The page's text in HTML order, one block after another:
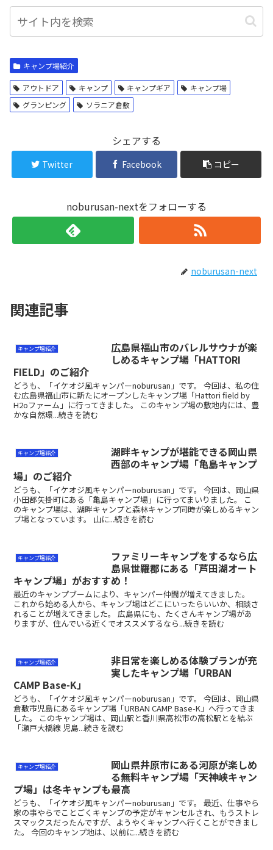
キャンプ場紹介
アウトドア キャンプ キャンプギア
キャンプ場
グランピング
ソラニア倉敷
シェアする
Twitter Facebook コピー
noburusan-nextをフォローする
noburusan-next
関連記事
キャンプ場紹介
広島県福山市のバレルサウナが楽
しめるキャンプ場「HATTORI
FIELD」のご紹介
どうも、「イケオジ風キャンパーnoburusan」です。 今回は、私の住
む広島県福山市に新たにオープンしたキャンプ場「Hattori field by
H2oファーム」に行ってきました。 このキャンプ場の敷地内には、豊
かな自然環...続きを読む
キャンプ場紹介
湖畔キャンプが堪能できる岡山県
西部のキャンプ場「亀島キャンプ
場」のご紹介
どうも、「イケオジ風キャンパーnoburusan」です。 今回は、岡山県
小田郡矢掛町にある「亀島キャンプ場」に行ってまいりました。 こ
のキャンプ場は、湖畔キャンプと森林キャンプ同時が楽しめるキャン
プ場となっています。 山に...続きを読む
キャンプ場紹介
ファミリーキャンプをするなら広
島県世羅郡にある「芦田湖オート
キャンプ場」がおすすめ！
最近のキャンプブームにより、キャンパー仲間が増えてきました。
これから始める人から、キャンプ場はどこにいったらいいか、相談さ
れることが増えてきました。 広島県にも、たくさんキャンプ場があ
りますが、住んでいる近くでオススメするなら...続きを読む
キャンプ場紹介
非日常を楽しめる体験プランが充
実したキャンプ場「URBAN
CAMP Base-K」
どうも、「イケオジ風キャンパーnoburusan」です。 今回は、岡山県
倉敷市児島にあるキャンプ場「URBAN CAMP Base-K」へ行ってきま
した。 このキャンプ場は、岡山駅と香川県高松市の高松駅とを結ぶ
「瀬戸大橋線 児島...続きを読む
キャンプ場紹介
岡山県井原市にある河原が楽しめ
る無料キャンプ場「天神峡キャン
プ場」は冬キャンプも最高
どうも、「イケオジ風キャンパーnoburusan」です。 最近、仕事やら
家の事やらでことごくキャンプの予定がキャンセルされ、もうストレ
スマックスだったんですが、ようやくキャンプへ行くことができまし
た。 今回のキャンプ地は、以前に...続きを読む